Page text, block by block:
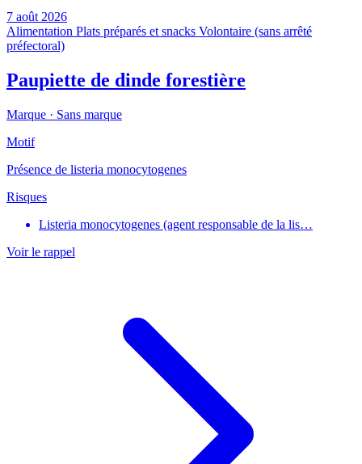
7 août 2026
Alimentation Plats préparés et snacks Volontaire (sans arrêté
préfectoral)
Paupiette de dinde forestière
Marque · Sans marque
Motif
Présence de listeria monocytogenes
Risques
Listeria monocytogenes (agent responsable de la lis…
Voir le rappel